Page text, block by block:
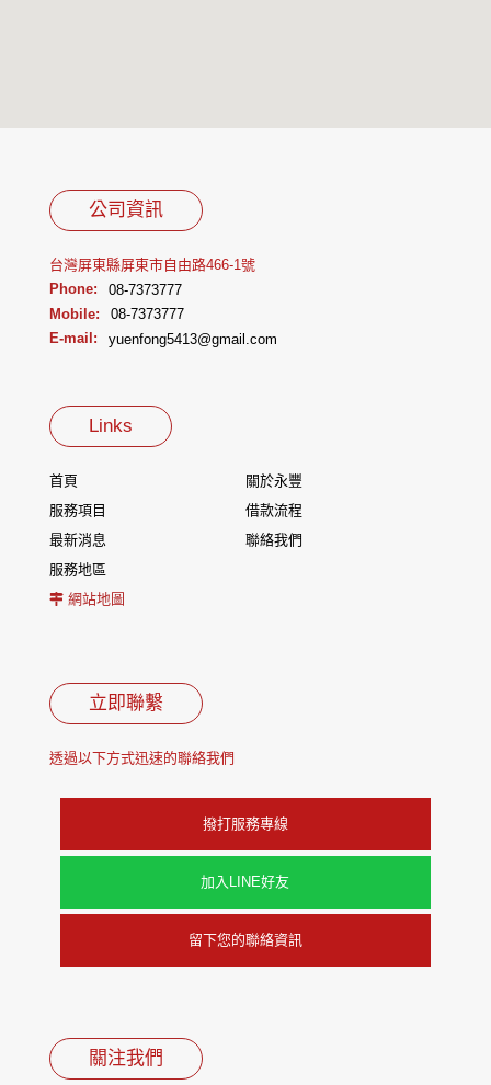
公司資訊
台灣屏東縣屏東市自由路466-1號
Phone:
08-7373777
Mobile:
08-7373777
E-mail:
yuenfong5413@gmail.com
Links
首頁
關於永豐
服務項目
借款流程
最新消息
聯絡我們
服務地區
網站地圖
立即聯繫
透過以下方式迅速的聯絡我們
撥打服務專線
加入LINE好友
留下您的聯絡資訊
關注我們